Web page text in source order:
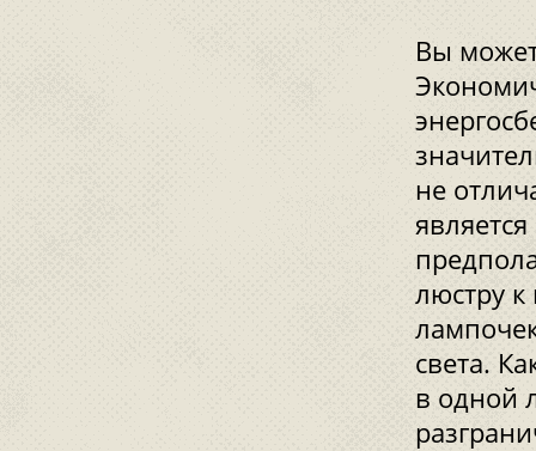
Вы
не
люстру
света.
в одной